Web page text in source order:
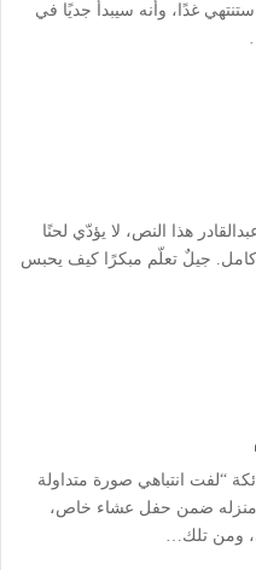
غدًا، وأنه سيبدأ جديًا في
هذا النص، لا يؤدّي لحنًا
كامل. جيلٌ تعلّم مبكرًا كيف يحبس
“لفت انتباهي صورة متداولة
منزله ضمن حفل عشاء خاص،
ومن تلك…